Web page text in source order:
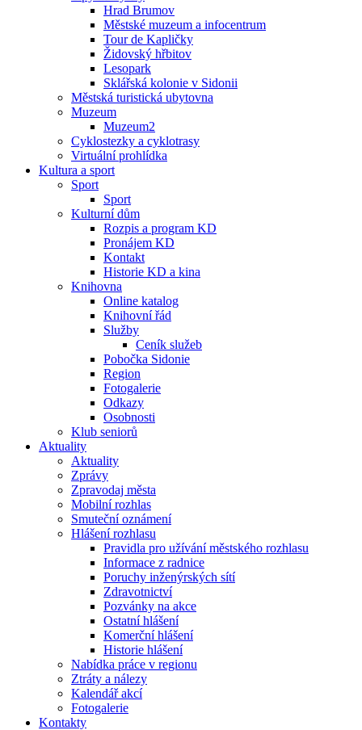
Hrad Brumov
Městské muzeum a infocentrum
Tour de Kapličky
Židovský hřbitov
Lesopark
Sklářská kolonie v Sidonii
Městská turistická ubytovna
Muzeum
Muzeum2
Cyklostezky a cyklotrasy
Virtuální prohlídka
Kultura a sport
Sport
Sport
Kulturní dům
Rozpis a program KD
Pronájem KD
Kontakt
Historie KD a kina
Knihovna
Online katalog
Knihovní řád
Služby
Ceník služeb
Pobočka Sidonie
Region
Fotogalerie
Odkazy
Osobnosti
Klub seniorů
Aktuality
Aktuality
Zprávy
Zpravodaj města
Mobilní rozhlas
Smuteční oznámení
Hlášení rozhlasu
Pravidla pro užívání městského rozhlasu
Informace z radnice
Poruchy inženýrských sítí
Zdravotnictví
Pozvánky na akce
Ostatní hlášení
Komerční hlášení
Historie hlášení
Nabídka práce v regionu
Ztráty a nálezy
Kalendář akcí
Fotogalerie
Kontakty